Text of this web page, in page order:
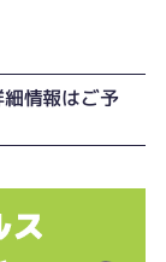
情報はご予